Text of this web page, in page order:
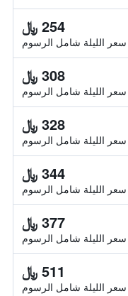
254 ﷼
سعر الليلة شامل الرسوم
308 ﷼
سعر الليلة شامل الرسوم
328 ﷼
سعر الليلة شامل الرسوم
344 ﷼
سعر الليلة شامل الرسوم
377 ﷼
سعر الليلة شامل الرسوم
511 ﷼
سعر الليلة شامل الرسوم